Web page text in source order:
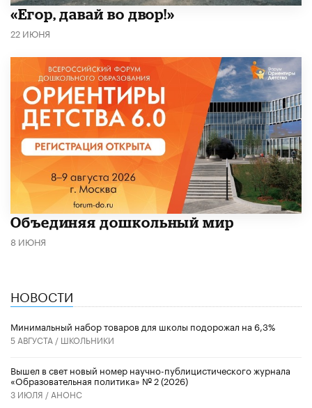
«Егор, давай во двор!»
22 ИЮНЯ
​Объединяя дошкольный мир
8 ИЮНЯ
НОВОСТИ
Минимальный набор товаров для школы подорожал на 6,3%
5 АВГУСТА / ШКОЛЬНИКИ
Вышел в свет новый номер научно-публицистического журнала
«Образовательная политика» № 2 (2026)
3 ИЮЛЯ / АНОНС